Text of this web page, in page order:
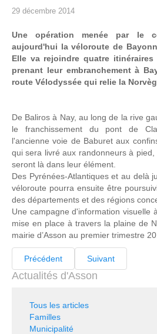
29 décembre 2014
Une opération menée par le
aujourd'hui la véloroute de
Elle va rejoindre quatre itinéraires
prenant leur embranchement à
route Vélodyssée qui relie la
De Baliros à Nay, au long de la rive
le franchissement du pont de
l'ancienne voie de Baburet aux
qui sera livré aux randonneurs à
seront là dans leur élément.
Des Pyrénées-Atlantiques et au delà
véloroute pourra ensuite être
des départements et des régions
Une campagne d'information visuelle
mise en place à travers la plaine de
mairie d’Asson au premier trimestre
Précédent Suivant
Actualités d'Asson
Tous les articles
Familles
Municipalité